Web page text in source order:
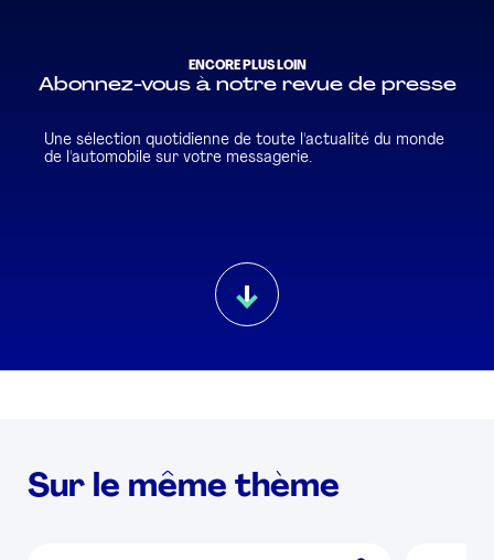
ENCORE PLUS LOIN
Abonnez-vous à notre revue de presse
Une sélection quotidienne de toute l'actualité du monde
de l'automobile sur votre messagerie.
Sur le même thème